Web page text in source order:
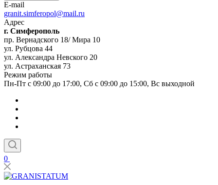
E-mail
granit.simferopol@mail.ru
Адрес
г. Симферополь
пр. Вернадского 18/ Мира 10
ул. Рубцова 44
ул. Александра Невского 20
ул. Астраханская 73
Режим работы
Пн-Пт с 09:00 до 17:00, Сб с 09:00 до 15:00, Вс выходной
0